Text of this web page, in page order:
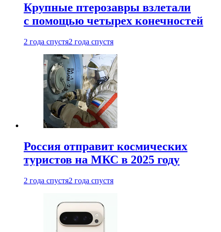
Крупные птерозавры взлетали
с помощью четырех конечностей
2 года спустя2 года спустя
Россия отправит космических
туристов на МКС в 2025 году
2 года спустя2 года спустя